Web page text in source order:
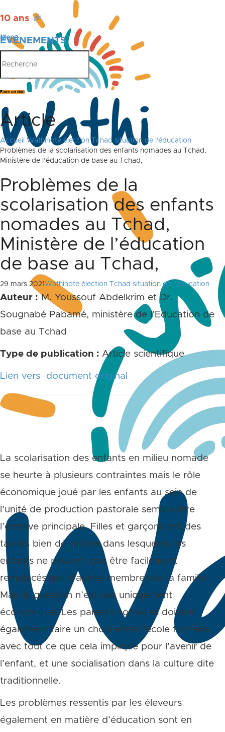
10 ans 🎉
ÉVÉNEMENTS
PUBLICATIONS
Menu
Faire un don
Article
Accueil
Wathinote élection Tchad situation de l'éducation
Problèmes de la scolarisation des enfants nomades au Tchad,
Ministère de l’éducation de base au Tchad,
Problèmes de la
scolarisation des enfants
nomades au Tchad,
Ministère de l’éducation
de base au Tchad,
29 mars 2021 Wathinote élection Tchad situation de l'éducation
Auteur : M. Youssouf Abdelkrim et Dr.
Sougnabé Pabamé, ministère de l’Education de
base au Tchad
Type de publication : Article scientifique
Lien vers document original
La scolarisation des enfants en milieu nomade
se heurte à plusieurs contraintes mais le rôle
économique joué par les enfants au sein de
l’unité de production pastorale semble être
l’entrave principale. Filles et garçons ont des
taches bien délimitées dans lesquelles les
enfants ne peuvent pas être facilement
remplacés par d’autres membres de la famille.
Mais la question n’est pas uniquement
économique. Les parents nomades doivent
également faire un choix entre l’école formelle,
avec tout ce que cela implique pour l’avenir de
l’enfant, et une socialisation dans la culture dite
traditionnelle.
Les problèmes ressentis par les éleveurs
également en matière d’éducation sont en